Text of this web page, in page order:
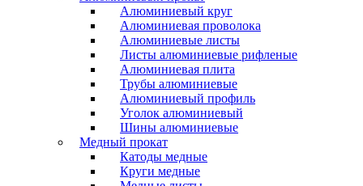
Алюминиевый круг
Алюминиевая проволока
Алюминиевые листы
Листы алюминиевые рифленые
Алюминиевая плита
Трубы алюминиевые
Алюминиевый профиль
Уголок алюминиевый
Шины алюминиевые
Медный прокат
Катоды медные
Круги медные